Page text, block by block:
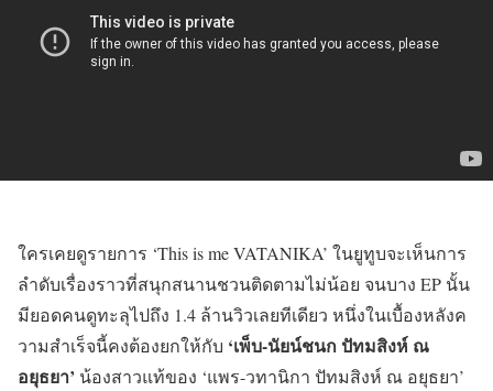
ใครเคยดูรายการ ‘This is me VATANIKA’ ในยูทูบจะเห็นการ
ลำดับเรื่องราวที่สนุกสนานชวนติดตามไม่น้อย จนบาง EP นั้น
มียอดคนดูทะลุไปถึง 1.4 ล้านวิวเลยทีเดียว หนึ่งในเบื้องหลังค
วามสำเร็จนี้คงต้องยกให้กับ ‘เพ็บ-นัยน์ชนก ปัทมสิงห์ ณ
อยุธยา’ น้องสาวแท้ของ ‘แพร-วทานิกา ปัทมสิงห์ ณ อยุธยา’